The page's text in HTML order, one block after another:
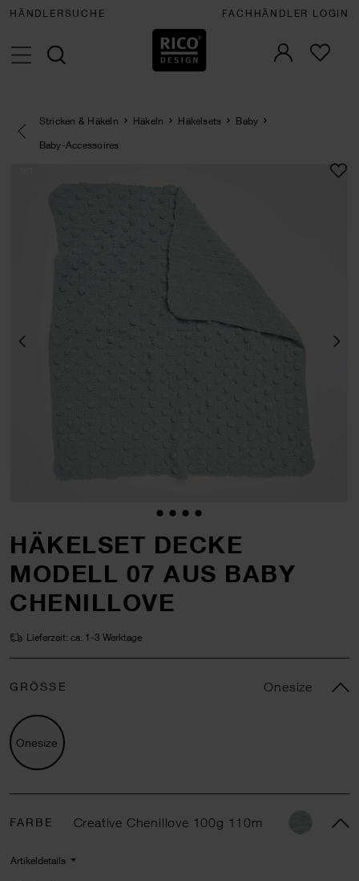
HÄNDLERSUCHE FACHHÄNDLER LOGIN
Eine Kategorie zurück navigieren
Stricken & Häkeln Häkeln Häkelsets
Baby
Baby-Accessoires
HÄKELSET DECKE
MODELL 07 AUS BABY
CHENILLOVE
Lieferzeit: ca. 1-3 Werktage
GRÖSSE Onesize
Onesize
FARBE Creative Chenillove 100g 110m
Artikeldetails